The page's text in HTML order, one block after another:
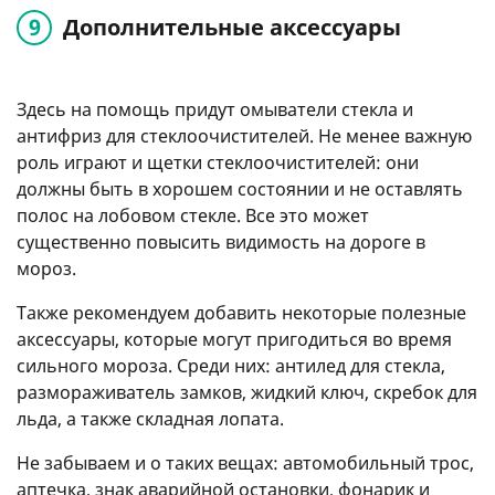
Дополнительные аксессуары
Здесь на помощь придут омыватели стекла и
антифриз для стеклоочистителей. Не менее важную
роль играют и щетки стеклоочистителей: они
должны быть в хорошем состоянии и не оставлять
полос на лобовом стекле. Все это может
существенно повысить видимость на дороге в
мороз.
Также рекомендуем добавить некоторые полезные
аксессуары, которые могут пригодиться во время
сильного мороза. Среди них: антилед для стекла,
размораживатель замков, жидкий ключ, скребок для
льда, а также складная лопата.
Не забываем и о таких вещах: автомобильный трос,
аптечка, знак аварийной остановки, фонарик и